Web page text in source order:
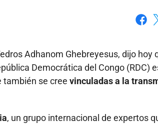
Adhanom Ghebreyesus, dijo hoy
Democrática del Congo (RDC)
también se cree vinculadas a la
, un grupo internacional de expertos